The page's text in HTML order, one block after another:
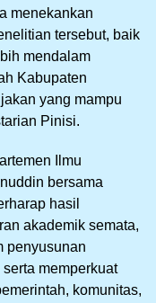
menekankan
tersebut, baik
mendalam
Kabupaten
yang mampu
Pinisi.
Ilmu
bersama
hasil
akademik semata,
penyusunan
memperkuat
komunitas,